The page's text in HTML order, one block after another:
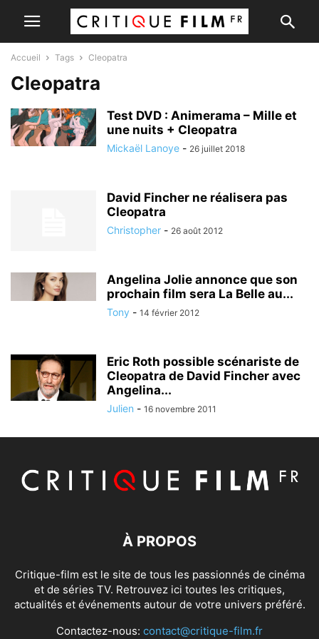
Accueil Tags Cleopatra
Cleopatra
Test DVD : Animerama – Mille et
une nuits + Cleopatra
Mickaël Lanoye - 26 juillet 2018
David Fincher ne réalisera pas
Cleopatra
Christopher - 26 août 2012
Angelina Jolie annonce que son
prochain film sera La Belle au...
Tony - 14 février 2012
Eric Roth possible scénariste de
Cleopatra de David Fincher avec
Angelina...
Julien - 16 novembre 2011
À PROPOS
Critique-film est le site de tous les passionnés de cinéma
et de séries TV. Retrouvez ici toutes les critiques,
actualités et événements autour de votre univers préféré.
Contactez-nous: contact@critique-film.fr